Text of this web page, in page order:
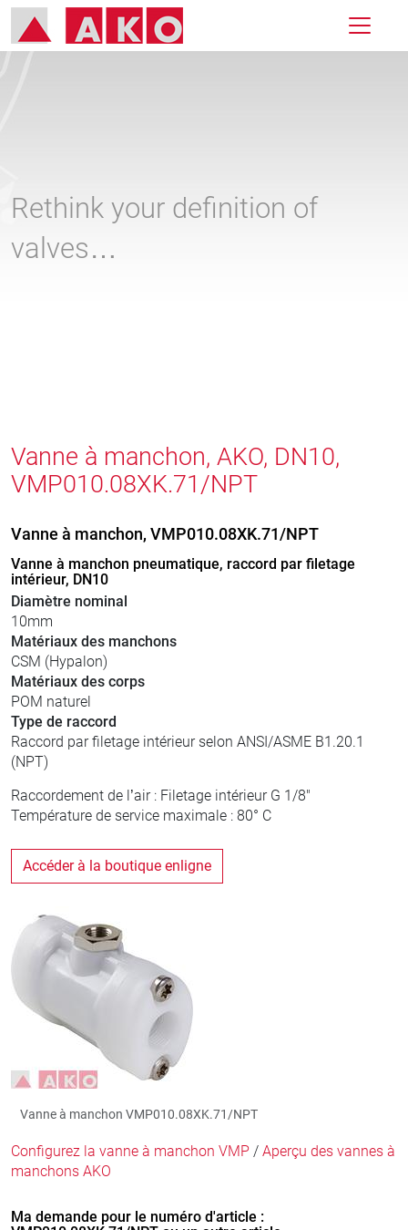
Rethink your definition of
valves…
Vanne à manchon, AKO, DN10,
VMP010.08XK.71/NPT
Vanne à manchon, VMP010.08XK.71/NPT
Vanne à manchon pneumatique, raccord par filetage
intérieur, DN10
Diamètre nominal
10mm
Matériaux des manchons
CSM (Hypalon)
Matériaux des corps
POM naturel
Type de raccord
Raccord par filetage intérieur selon ANSI/ASME B1.20.1
(NPT)
Raccordement de l’air : Filetage intérieur G 1/8"
Température de service maximale : 80° C
Accéder à la boutique enligne
Vanne à manchon VMP010.08XK.71/NPT
Configurez la vanne à manchon VMP / Aperçu des vannes à
manchons AKO
Ma demande pour le numéro d'article :